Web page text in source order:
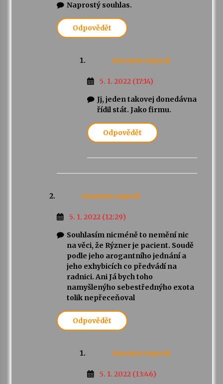
Naprostý souhlas.
Odpovědět
Anonym napsal:
5. 1. 2022 (17:14)
Jj, jeden takovej donedávna
řídil stát. Jako firmu.
Odpovědět
Anonym napsal:
5. 1. 2022 (12:29)
Souhlasím nicméně to nemění nic
na věci, že Rýzner je pacient. Soudě
podle jeho arogantního jednání a
jeho exhybicích co předvádí na
radnici. Ani Já bych toho
namyšlenýho sebestřednýho exota
tolik nepřeceňoval
Odpovědět
Anonym napsal:
5. 1. 2022 (13:46)